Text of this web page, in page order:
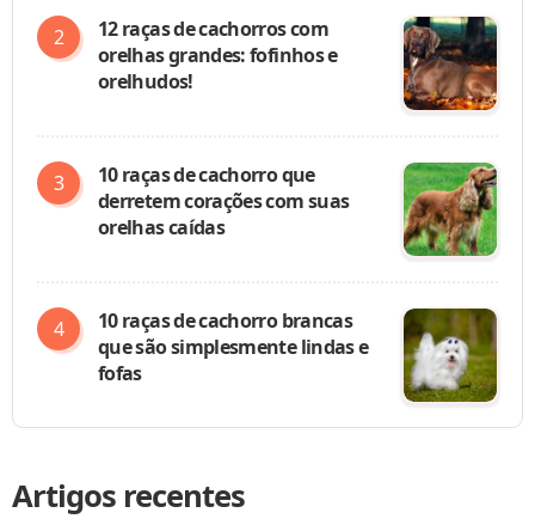
12 raças de cachorros com
orelhas grandes: fofinhos e
orelhudos!
10 raças de cachorro que
derretem corações com suas
orelhas caídas
10 raças de cachorro brancas
que são simplesmente lindas e
fofas
Artigos recentes